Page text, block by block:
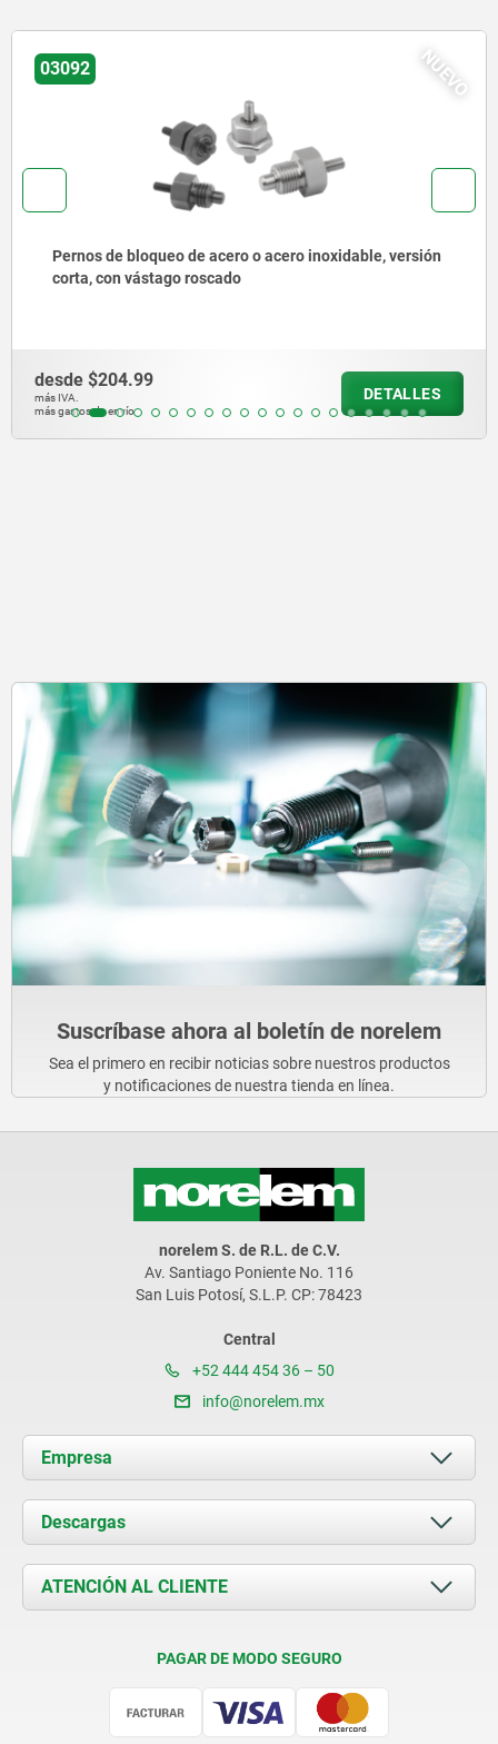
NUEVO
03092
Pernos de bloqueo de acero o acero inoxidable con
anilla de tracción de acero inoxidable
desde$140.27
más IVA.
más gastos de envío
DETALLES
Suscríbase ahora al boletín de norelem
Sea el primero en recibir noticias sobre nuestros productos
y notificaciones de nuestra tienda en línea.
norelem S. de R.L. de C.V.
Av. Santiago Poniente No. 116
San Luis Potosí, S.L.P. CP: 78423
Central
+52 444 454 36 – 50
info@norelem.mx
Empresa
Acerca de nosotros
Novedades
Contacto
Descargas
Documents
ATENCIÓN AL CLIENTE
PAGAR DE MODO SEGURO